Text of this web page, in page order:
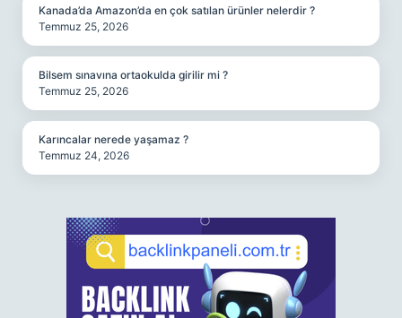
Kanada’da Amazon’da en çok satılan ürünler nelerdir ?
Temmuz 25, 2026
Bilsem sınavına ortaokulda girilir mi ?
Temmuz 25, 2026
Karıncalar nerede yaşamaz ?
Temmuz 24, 2026